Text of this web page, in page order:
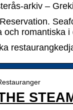
arkiv –
och romantiska